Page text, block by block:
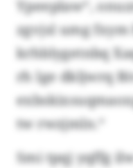
Ypeeplaw“,
zgvjsl umg fxym
krhblygetnbq
rh lge dkljwrq
tw rwzjmln.“
Smi tpqj yqffg